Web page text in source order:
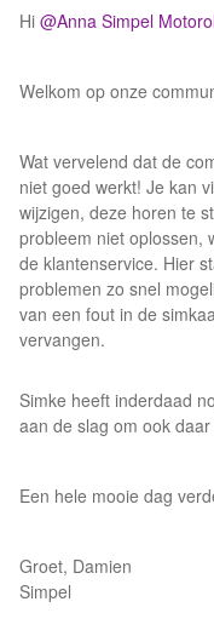
Hi @Anna Simpel
Welkom op onze
Wat vervelend dat de
niet goed werkt! Je kan
wijzigen, deze horen te
probleem niet oplossen,
de klantenservice. Hier
problemen zo snel
van een fout in de
vervangen.
Simke heeft inderdaad
aan de slag om ook
Een hele mooie dag
Groet, Damien
Simpel